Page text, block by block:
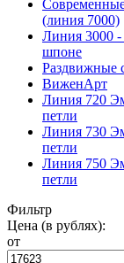
(линия 7000)
Линия 3000 -
шпоне
Раздвижные
ВиженАрт
Линия 720
петли
Линия 730
петли
Линия 750
петли
Фильтр
Цена (в рублях):
от